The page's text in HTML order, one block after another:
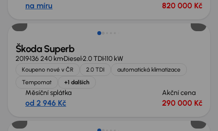
na míru 820 000 Kč
Nově v nabídce
Škoda Superb
2019136 240 kmDiesel2.0 TDI110 kW
Koupeno nové v ČR 2.0 TDI
automatická klimatizace
Tempomat
+1 dalších
Měsíční splátka
od 2 946 Kč
Akční cena
290 000 Kč
Možnost odpočtu DPH